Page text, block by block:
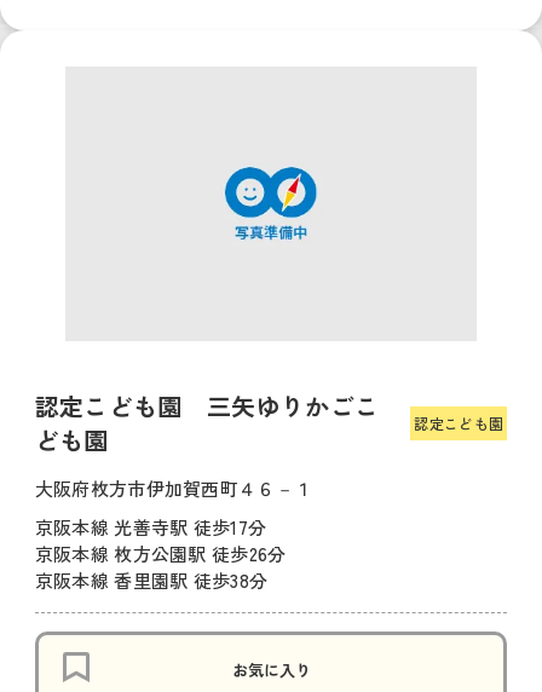
認定こども園 三矢ゆりかごこ
ども園
認定こども園
大阪府枚方市伊加賀西町４６－１
京阪本線 光善寺駅 徒歩17分
京阪本線 枚方公園駅 徒歩26分
京阪本線 香里園駅 徒歩38分
お気に入り